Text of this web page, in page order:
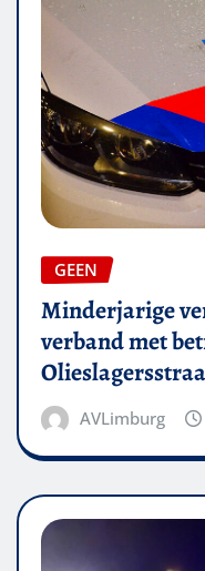
GEEN
Minderjarige
verband met
AVLimburg